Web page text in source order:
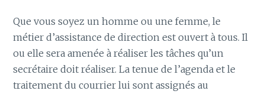
Que vous soyez un homme ou une femme, le
métier d’assistance de direction est ouvert à tous. Il
ou elle sera amenée à réaliser les tâches qu’un
secrétaire doit réaliser. La tenue de l’agenda et le
traitement du courrier lui sont assignés au